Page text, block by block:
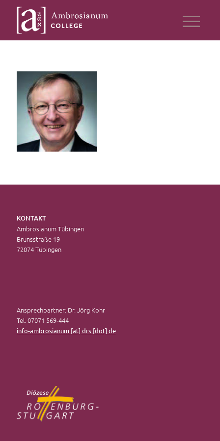
KONTAKT
Ambrosianum Tübingen
Brunsstraße 19
72074 Tübingen
Ansprechpartner: Dr. Jörg Kohr
Tel. 07071 569-444
info-ambrosianum [at] drs [dot] de